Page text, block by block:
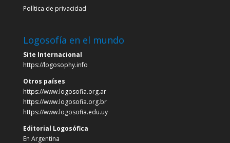
Política de privacidad
Logosofía en el mundo
Site Internacional
https://logosophy.info
Otros países
https://www.logosofia.org.ar
https://www.logosofia.org.br
https://www.logosofia.edu.uy
Editorial Logosófica
En Argentina